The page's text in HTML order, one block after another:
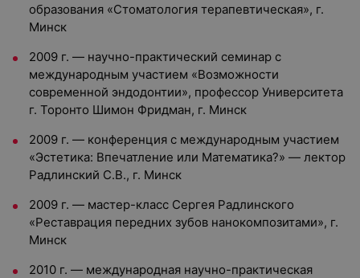
образования «Стоматология терапевтическая», г.
Минск
2009 г. — научно-практический семинар с
международным участием «Возможности
современной эндодонтии», профессор Университета
г. Торонто Шимон Фридман, г. Минск
2009 г. — конференция с международным участием
«Эстетика: Впечатление или Математика?» — лектор
Радлинский С.В., г. Минск
2009 г. — мастер-класс Сергея Радлинского
«Реставрация передних зубов нанокомпозитами», г.
Минск
2010 г. — международная научно-практическая